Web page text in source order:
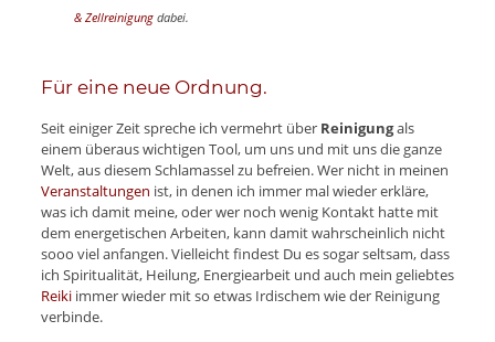
& Zellreinigungdabei.
Für eine neue Ordnung.
Seit einiger Zeit spreche ich vermehrt über Reinigungals
einem überaus wichtigen Tool, um uns und mit uns die ganze
Welt, aus diesem Schlamassel zu befreien. Wer nicht in meinen
Veranstaltungen ist, in denen ich immer mal wieder erkläre,
was ich damit meine, oder wer noch wenig Kontakt hatte mit
dem energetischen Arbeiten, kann damit wahrscheinlich nicht
sooo viel anfangen. Vielleicht findest Du es sogar seltsam, dass
ich Spiritualität, Heilung, Energiearbeit und auch mein geliebtes
Reikiimmer wieder mit so etwas Irdischem wie der Reinigung
verbinde.